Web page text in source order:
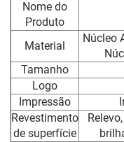
Nome do
Produto
Material
Núcleo
Tamanho
Logo
Impressão
Revestimento
de superfície